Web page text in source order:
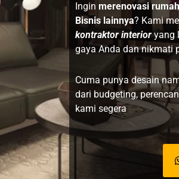
Ingin merenovasi rumah
Bisnis lainnya? Kami
kontraktor interior yang
gaya Anda dan nikmati
Cuma punya desain
dari budgeting,
kami segera